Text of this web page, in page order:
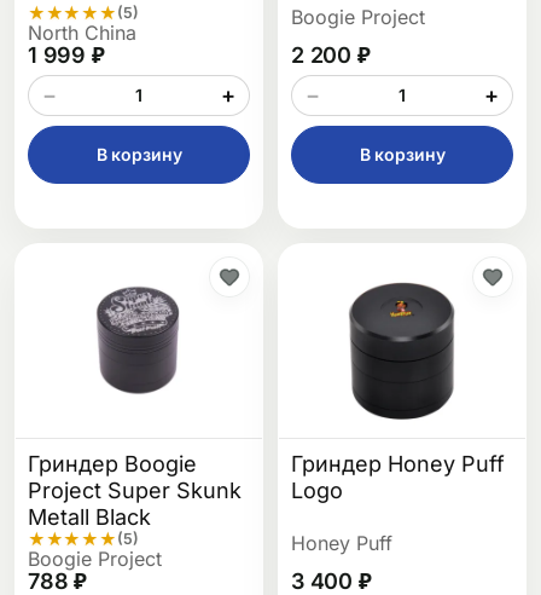
★★★★★ (5)
North China
1 999 ₽
−
+
В корзину
Boogie Project
2 200 ₽
−
+
В корзину
Гриндер Boogie
Project Super Skunk
Metall Black
★★★★★ (5)
Boogie Project
788 ₽
Гриндер Honey Puff
Logo
Honey Puff
3 400 ₽